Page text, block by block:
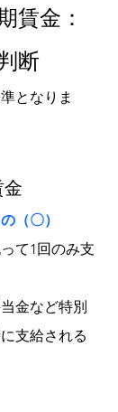
賃金：
断
となりま
（〇）
て1回のみ支
金など特別
支給される